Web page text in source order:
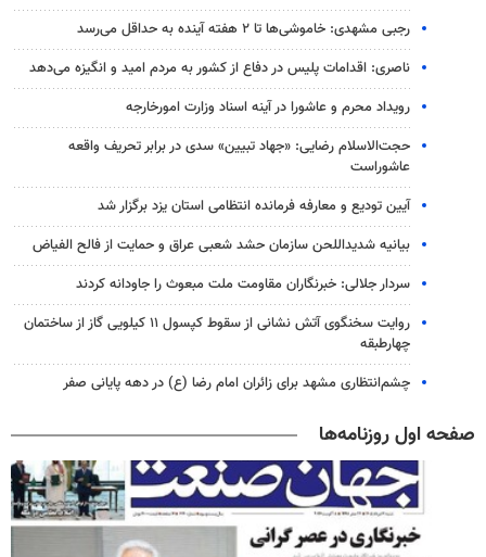
رجبی مشهدی: خاموشی‌ها تا ۲ هفته آینده به حداقل می‌رسد
ناصری: اقدامات پلیس در دفاع از کشور به مردم امید و انگیزه می‌دهد
رویداد محرم و عاشورا در آینه اسناد وزارت امورخارجه
حجت‌الاسلام رضایی: «جهاد تبیین» سدی در برابر تحریف واقعه
عاشوراست
آیین تودیع و معارفه فرمانده انتظامی استان یزد برگزار شد
بیانیه شدیداللحن سازمان حشد شعبی عراق و حمایت از فالح الفیاض
سردار جلالی: خبرنگاران مقاومت ملت مبعوث را جاودانه کردند
روایت سخنگوی آتش نشانی از سقوط کپسول ۱۱ کیلویی گاز از ساختمان
چهارطبقه
چشم‌انتظاری مشهد برای زائران امام رضا (ع) در دهه پایانی صفر
صفحه اول روزنامه‌ها